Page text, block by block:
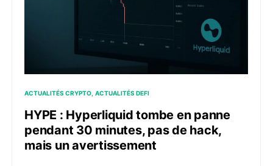
ACTUALITÉS CRYPTO ACTUALITÉS DEFI
HYPE : Hyperliquid tombe en panne
pendant 30 minutes, pas de hack,
mais un avertissement